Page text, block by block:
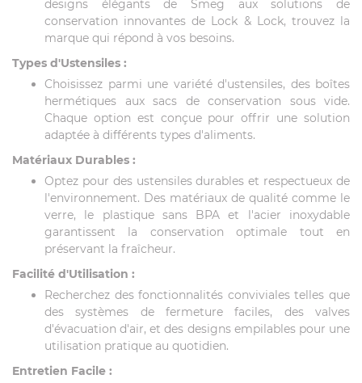
designs élégants de Smeg aux solutions de
conservation innovantes de Lock & Lock, trouvez la
marque qui répond à vos besoins.
Types d'Ustensiles :
Choisissez parmi une variété d'ustensiles, des boîtes
hermétiques aux sacs de conservation sous vide.
Chaque option est conçue pour offrir une solution
adaptée à différents types d'aliments.
Matériaux Durables :
Optez pour des ustensiles durables et respectueux de
l'environnement. Des matériaux de qualité comme le
verre, le plastique sans BPA et l'acier inoxydable
garantissent la conservation optimale tout en
préservant la fraîcheur.
Facilité d'Utilisation :
Recherchez des fonctionnalités conviviales telles que
des systèmes de fermeture faciles, des valves
d'évacuation d'air, et des designs empilables pour une
utilisation pratique au quotidien.
Entretien Facile :